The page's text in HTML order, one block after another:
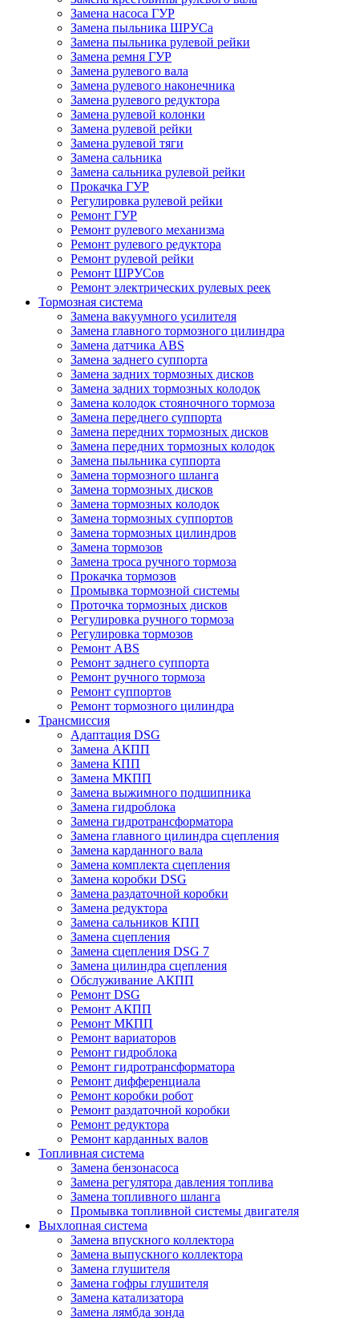
Замена насоса ГУР
Замена пыльника ШРУСа
Замена пыльника рулевой рейки
Замена ремня ГУР
Замена рулевого вала
Замена рулевого наконечника
Замена рулевого редуктора
Замена рулевой колонки
Замена рулевой рейки
Замена рулевой тяги
Замена сальника
Замена сальника рулевой рейки
Прокачка ГУР
Регулировка рулевой рейки
Ремонт ГУР
Ремонт рулевого механизма
Ремонт рулевого редуктора
Ремонт рулевой рейки
Ремонт ШРУСов
Ремонт электрических рулевых реек
Тормозная система
Замена вакуумного усилителя
Замена главного тормозного цилиндра
Замена датчика ABS
Замена заднего суппорта
Замена задних тормозных дисков
Замена задних тормозных колодок
Замена колодок стояночного тормоза
Замена переднего суппорта
Замена передних тормозных дисков
Замена передних тормозных колодок
Замена пыльника суппорта
Замена тормозного шланга
Замена тормозных дисков
Замена тормозных колодок
Замена тормозных суппортов
Замена тормозных цилиндров
Замена тормозов
Замена троса ручного тормоза
Прокачка тормозов
Промывка тормозной системы
Проточка тормозных дисков
Регулировка ручного тормоза
Регулировка тормозов
Ремонт ABS
Ремонт заднего суппорта
Ремонт ручного тормоза
Ремонт суппортов
Ремонт тормозного цилиндра
Трансмиссия
Адаптация DSG
Замена АКПП
Замена КПП
Замена МКПП
Замена выжимного подшипника
Замена гидроблока
Замена гидротрансформатора
Замена главного цилиндра сцепления
Замена карданного вала
Замена комплекта сцепления
Замена коробки DSG
Замена раздаточной коробки
Замена редуктора
Замена сальников КПП
Замена сцепления
Замена сцепления DSG 7
Замена цилиндра сцепления
Обслуживание АКПП
Ремонт DSG
Ремонт АКПП
Ремонт МКПП
Ремонт вариаторов
Ремонт гидроблока
Ремонт гидротрансформатора
Ремонт дифференциала
Ремонт коробки робот
Ремонт раздаточной коробки
Ремонт редуктора
Ремонт карданных валов
Топливная система
Замена бензонасоса
Замена регулятора давления топлива
Замена топливного шланга
Промывка топливной системы двигателя
Выхлопная система
Замена впускного коллектора
Замена выпускного коллектора
Замена глушителя
Замена гофры глушителя
Замена катализатора
Замена лямбда зонда